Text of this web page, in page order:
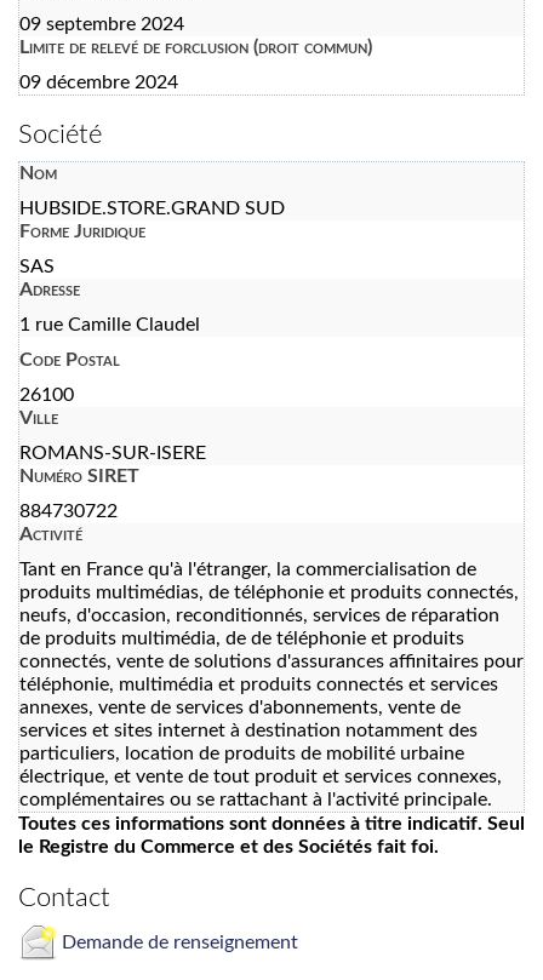
09 septembre 2024
Limite de relevé de forclusion (droit commun)
09 décembre 2024
Société
Nom
HUBSIDE.STORE.GRAND SUD
Forme Juridique
SAS
Adresse
1 rue Camille Claudel
Code Postal
26100
Ville
ROMANS-SUR-ISERE
Numéro SIRET
884730722
Activité
Tant en France qu'à l'étranger, la commercialisation de
produits multimédias, de téléphonie et produits connectés,
neufs, d'occasion, reconditionnés, services de réparation
de produits multimédia, de de téléphonie et produits
connectés, vente de solutions d'assurances affinitaires pour
téléphonie, multimédia et produits connectés et services
annexes, vente de services d'abonnements, vente de
services et sites internet à destination notamment des
particuliers, location de produits de mobilité urbaine
électrique, et vente de tout produit et services connexes,
complémentaires ou se rattachant à l'activité principale.
Toutes ces informations sont données à titre indicatif. Seul
le Registre du Commerce et des Sociétés fait foi.
Contact
Demande de renseignement